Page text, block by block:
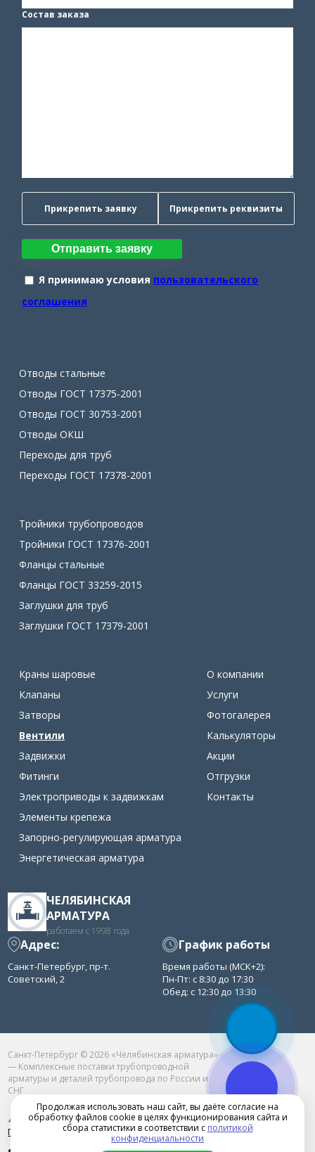
Состав заказа
Прикрепить заявку Прикрепить реквизиты
Отправить заявку
Я принимаю условия пользовательского
соглашения
Отводы стальные
Отводы ГОСТ 17375-2001
Отводы ГОСТ 30753-2001
Отводы ОКШ
Переходы для труб
Переходы ГОСТ 17378-2001
Тройники трубопроводов
Тройники ГОСТ 17376-2001
Фланцы стальные
Фланцы ГОСТ 33259-2015
Заглушки для труб
Заглушки ГОСТ 17379-2001
Краны шаровые
Клапаны
Затворы
Вентили
Задвижки
Фитинги
Электроприводы к задвижкам
Элементы крепежа
Запорно-регулирующая арматура
Энергетическая арматура
О компании
Услуги
Фотогалерея
Калькуляторы
Акции
Отгрузки
Контакты
ЧЕЛЯБИНСКАЯ
АРМАТУРА
работаем с 1998 года
Адрес:
Санкт-Петербург, пр-т.
Советский, 2
График работы
Время работы (МСК+2):
Пн-Пт: с 8:30 до 17:30
Обед: с 12:30 до 13:30
Санкт-Петербург © 2026 «Челябинская арматура»
— Комплексные поставки трубопроводной
арматуры и деталей трубопровода по России и
СНГ
Продвижение сайта в Челябинске
Продолжая использовать наш сайт, вы даёте согласие на
обработку файлов cookie в целях функционирования сайта и
сбора статистики в соответствии с политикой
конфиденциальности